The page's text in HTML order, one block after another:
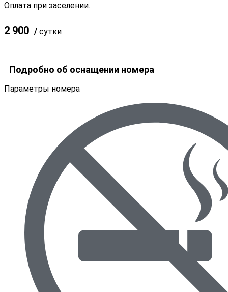
Оплата при заселении.
2 900 / сутки
Подробно об оснащении номера
Параметры номера